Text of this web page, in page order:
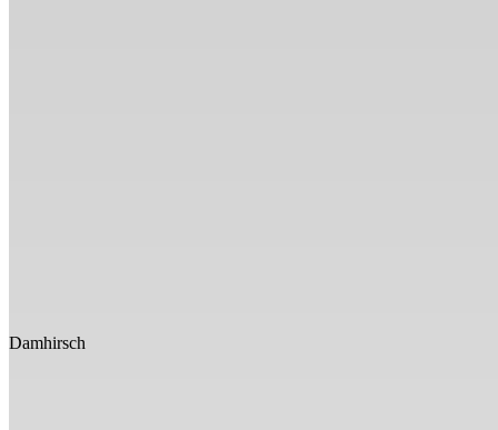
Damhirsch